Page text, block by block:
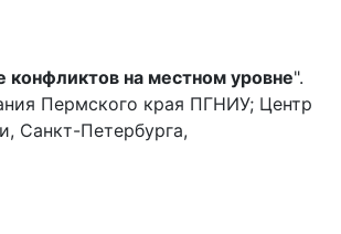
конфликтов на местном уровне".
Пермского края ПГНИУ; Центр
Санкт-Петербурга,